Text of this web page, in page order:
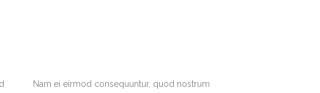
Nam ei eirmod consequuntur, quod nostrum